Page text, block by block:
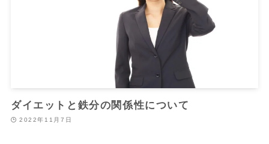
ダイエットと鉄分の関係性について
2022年11月7日